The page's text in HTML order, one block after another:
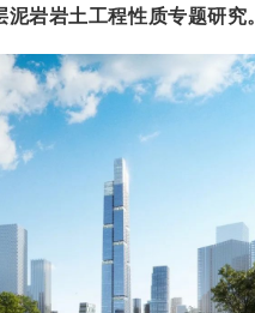
岩岩土工程性质专题研究。